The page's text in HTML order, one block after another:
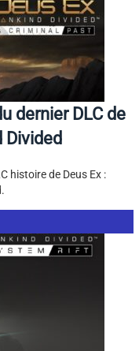
dernier DLC de
Divided
histoire de Deus Ex :